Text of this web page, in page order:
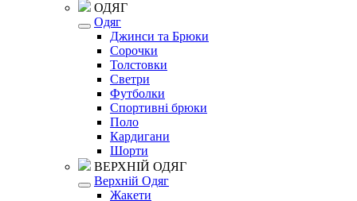
ОДЯГ
Одяг
Джинси та Брюки
Сорочки
Толстовки
Светри
Футболки
Спортивні брюки
Поло
Кардигани
Шорти
ВЕРХНІЙ ОДЯГ
Верхній Одяг
Жакети